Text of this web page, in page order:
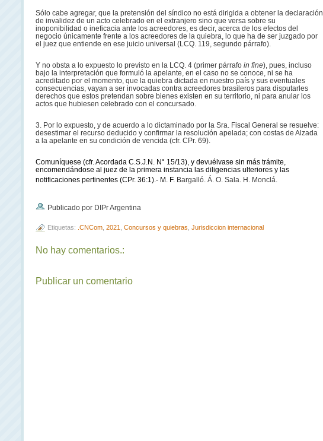
Sólo cabe agregar, que la pretensión del síndico no está dirigida a obtener la declaración
de invalidez de un acto celebrado en el extranjero sino que versa sobre su
inoponibilidad o ineficacia ante los acreedores, es decir, acerca de los efectos del
negocio únicamente frente a los acreedores de la quiebra, lo que ha de ser juzgado por
el juez que entiende en ese juicio universal (LCQ. 119, segundo párrafo).
Y no obsta a lo expuesto lo previsto en la LCQ. 4 (primer párrafo in fine), pues, incluso
bajo la interpretación que formuló la apelante, en el caso no se conoce, ni se ha
acreditado por el momento, que la quiebra dictada en nuestro país y sus eventuales
consecuencias, vayan a ser invocadas contra acreedores brasileros para disputarles
derechos que estos pretendan sobre bienes existen en su territorio, ni para anular los
actos que hubiesen celebrado con el concursado.
3. Por lo expuesto, y de acuerdo a lo dictaminado por la Sra. Fiscal General se resuelve:
desestimar el recurso deducido y confirmar la resolución apelada; con costas de Alzada
a la apelante en su condición de vencida (cfr. CPr. 69).
Comuníquese (cfr. Acordada C.S.J.N. N° 15/13), y devuélvase sin más trámite,
encomendándose al juez de la primera instancia las diligencias ulteriores y las
notificaciones pertinentes (CPr. 36:1).- M. F. Bargalló. Á. O. Sala. H. Monclá.
Publicado por DIPr Argentina
Etiquetas: .CNCom 2021 Concursos y quiebras Jurisdiccion internacional
No hay comentarios.:
Publicar un comentario